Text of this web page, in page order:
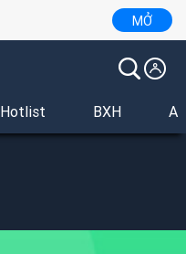
MỞ
Hotlist BXH